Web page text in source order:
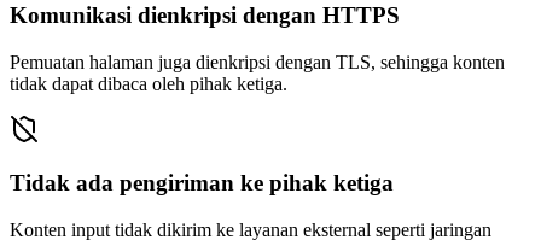
Komunikasi dienkripsi dengan HTTPS
Pemuatan halaman juga dienkripsi dengan TLS, sehingga konten
tidak dapat dibaca oleh pihak ketiga.
Tidak ada pengiriman ke pihak ketiga
Konten input tidak dikirim ke layanan eksternal seperti jaringan